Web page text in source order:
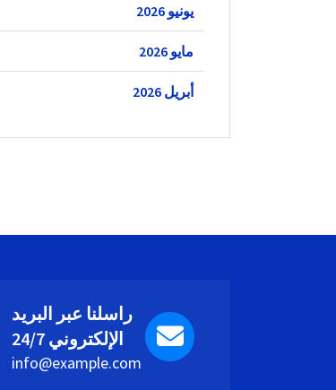
يونيو 2026
مايو 2026
أبريل 2026
راسلنا عبر البريد
الإلكتروني 24/7
info@example.com